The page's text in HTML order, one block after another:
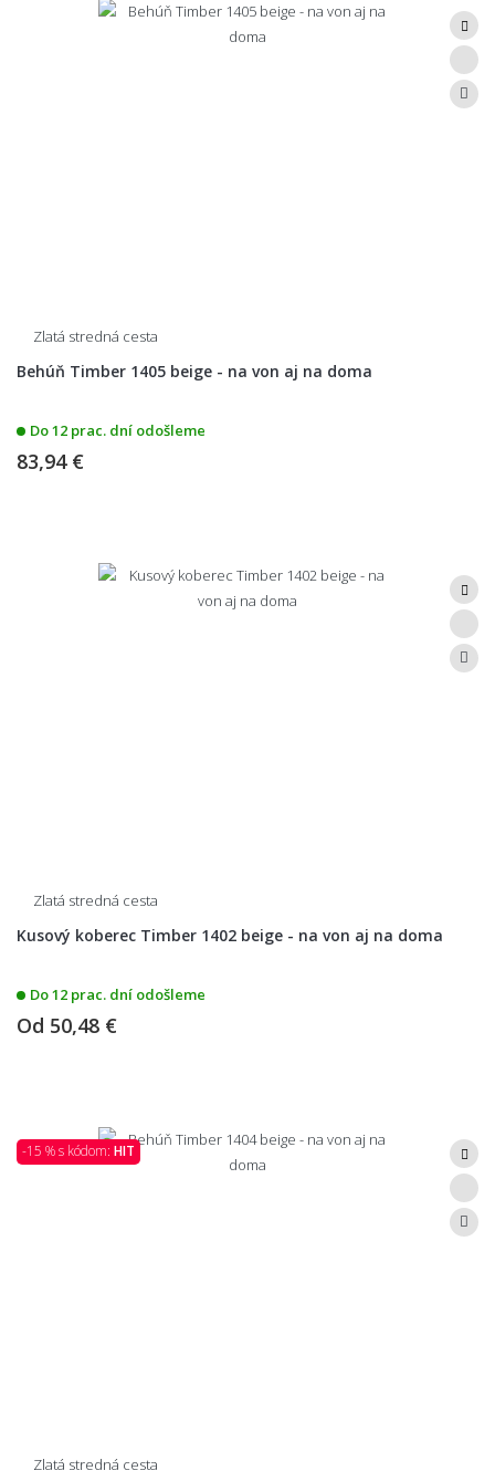
Zlatá stredná cesta
Behúň Timber 1405 beige - na von aj na doma
Do 12 prac. dní odošleme
83,94 €
Zlatá stredná cesta
Kusový koberec Timber 1402 beige - na von aj na doma
Do 12 prac. dní odošleme
Od 50,48 €
-15 % s kódom: HIT
Zlatá stredná cesta